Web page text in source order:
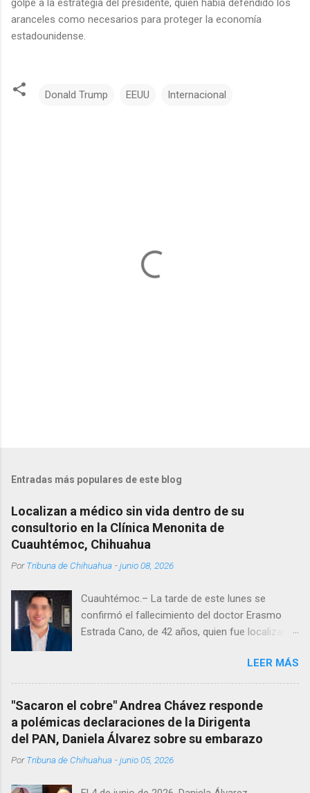
aranceles como necesarios para proteger la economía
estadounidense.
Donald Trump EEUU Internacional
Entradas más populares de este blog
Localizan a médico sin vida dentro de su
consultorio en la Clínica Menonita de
Cuauhtémoc, Chihuahua
PorTribuna de Chihuahua -junio 08, 2026
Cuauhtémoc.– La tarde de este lunes se
confirmó el fallecimiento del doctor Erasmo
Estrada Cano, de 42 años, quien fue localizado
Menonita, ubicada en el kilómetro 10 del
Corredor Comercial. Según reportes el médico
se habría quitado la vida mientras permanecía
encerrado en el consultorio, por lo que
autoridades tuvieron que derribar la puerta,
Estrada, quien se desempeñó como presidente
LEER MÁS
"Sacaron el cobre" Andrea Chávez responde
a polémicas declaraciones de la Dirigenta
del PAN, Daniela Álvarez sobre su embarazo
PorTribuna de Chihuahua -junio 05, 2026